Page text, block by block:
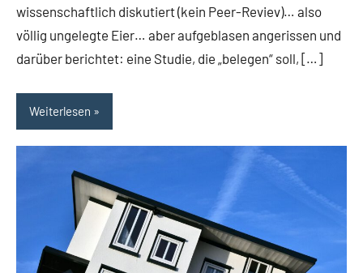
wissenschaftlich diskutiert (kein Peer-Reviev)… also
völlig ungelegte Eier… aber aufgeblasen angerissen und
darüber berichtet: eine Studie, die „belegen“ soll, […]
Weiterlesen